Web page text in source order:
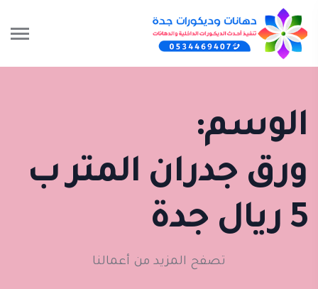
الوسم:
ورق جدران المتر ب
5 ريال جدة
تصفح المزيد من أعمالنا